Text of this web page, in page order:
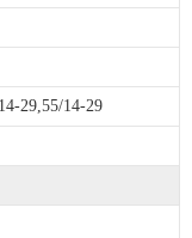
29,55/14-29